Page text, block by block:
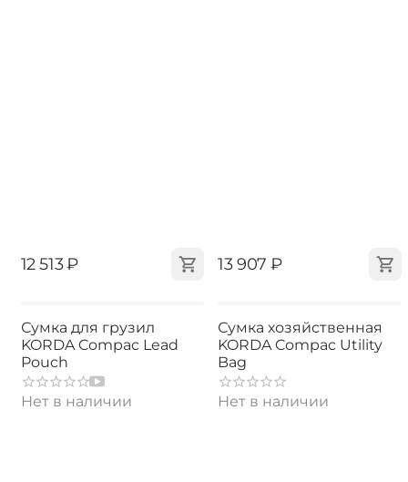
‍12 513‍₽ ‍13 907‍ ₽
Сумка для грузил
KORDA Compac Lead
Pouch
Нет в наличии
Сумка хозяйственная
KORDA Compac Utility
Bag
Нет в наличии